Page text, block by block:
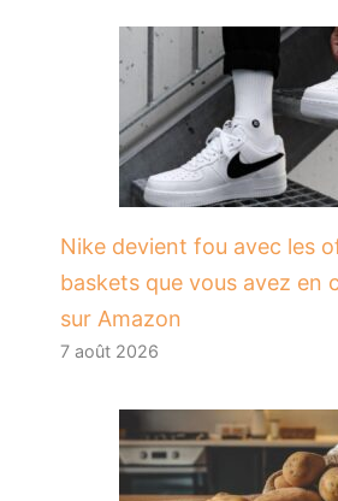
Nike devient fou avec les
baskets que vous avez en
sur Amazon
7 août 2026